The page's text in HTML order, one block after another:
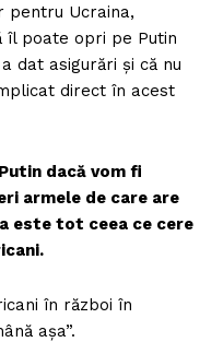
pentru Ucraina,
îl poate opri pe Putin
dat asigurări și că nu
direct în acest
dacă vom fi
armele de care are
este tot ceea ce cere
în război în
așa”.